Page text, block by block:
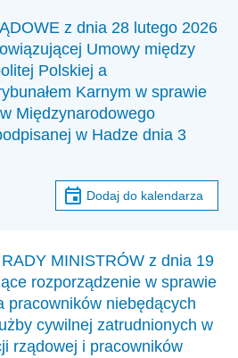
z dnia 28 lutego 2026
Umowy między
Polskiej a
Karnym w sprawie
Międzynarodowego
w Hadze dnia 3
Dodaj do kalendarza
MINISTRÓW z dnia 19
rozporządzenie w sprawie
pracowników niebędących
cywilnej zatrudnionych w
rządowej i pracowników